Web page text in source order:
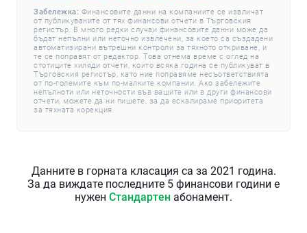
Забележка: Финансовите данни на компаниите се извличат
от публикуваните от тях финансови отчети в Търговския
регистър. В много редки случаи финансовите данни може да
бъдат непълни или неточно извлечени, за което са създадени
автоматизирани вътрешни контроли за тяхното откриване, и
те се поправят от редактор. Това отнема време с оглед на
стотиците хиляди отчети, които всяка година се публикуват в
Търговския регистър, като ние поправяме несъответствията
от по-големите към по-малките компании. Ако забележите
непълноти или неточности във вашите или в други финансови
отчети, можете да ни пишете, за да ескалираме приоритета
за тяхната корекция.
Данните в горната класация са за 2021 година.
За да виждате последните 5 финансови години е
нужен Стандартен абонамент.